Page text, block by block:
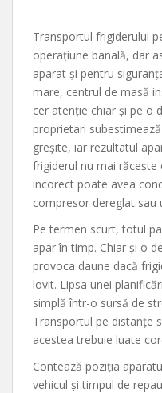
Transportul frigiderului
operațiune banală, dar
aparat și pentru
mare, centrul de masă
cer atenție chiar și pe o
proprietari
greșite, iar rezultatul
frigiderul nu mai
incorect poate avea
compresor dereglat sau
Pe termen scurt, totul
apar în timp. Chiar și o
provoca daune dacă
lovit. Lipsa unei
simplă într-o sursă de
Transportul pe distanțe
acestea trebuie luate
Contează poziția
vehicul și timpul de